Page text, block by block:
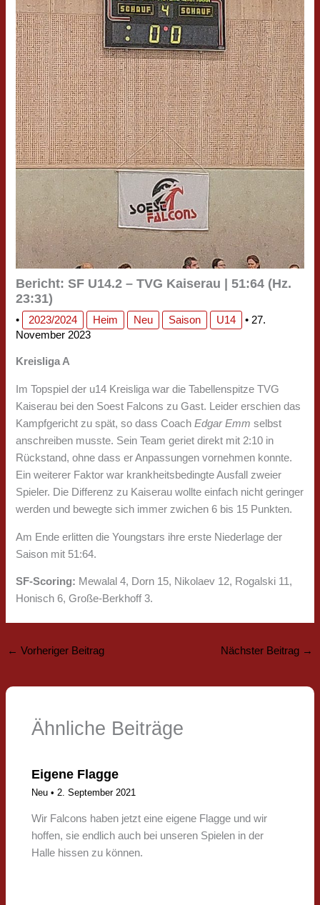
Bericht: SF U14.2 – TVG Kaiserau | 51:64 (Hz.
23:31)
• 2023/2024 Heim Neu Saison U14 • 27.
November 2023
Kreisliga A
Im Topspiel der u14 Kreisliga war die Tabellenspitze TVG
Kaiserau bei den Soest Falcons zu Gast. Leider erschien das
Kampfgericht zu spät, so dass CoachEdgar Emm selbst
anschreiben musste. Sein Team geriet direkt mit 2:10 in
Rückstand, ohne dass er Anpassungen vornehmen konnte.
Ein weiterer Faktor war krankheitsbedingte Ausfall zweier
Spieler. Die Differenz zu Kaiserau wollte einfach nicht geringer
werden und bewegte sich immer zwichen 6 bis 15 Punkten.
Am Ende erlitten die Youngstars ihre erste Niederlage der
Saison mit 51:64.
SF-Scoring: Mewalal 4, Dorn 15, Nikolaev 12, Rogalski 11,
Honisch 6, Große-Berkhoff 3.
← Vorheriger Beitrag Nächster Beitrag →
Ähnliche Beiträge
Eigene Flagge
Neu • 2. September 2021
Wir Falcons haben jetzt eine eigene Flagge und wir
hoffen, sie endlich auch bei unseren Spielen in der
Halle hissen zu können.